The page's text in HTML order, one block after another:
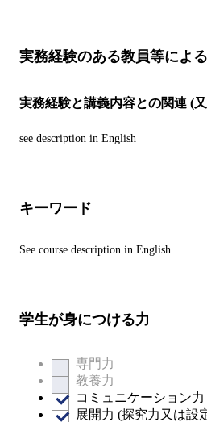
実務経験のある教員等によ
実務経験と講義内容との関連 (
see description in English
キーワード
See course description in English.
学生が身につける力
専門力
教養力
コミュニケーション力
展開力 (探究力又は設